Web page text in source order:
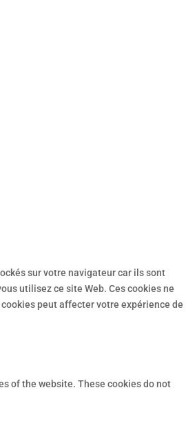
sur votre navigateur car ils sont
utilisez ce site Web. Ces cookies ne
peut affecter votre expérience de
of the website. These cookies do not